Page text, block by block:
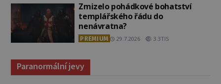
Zmizelo pohádkové bohatství
templářského řádu do
nenávratna?
PREMIUM 29.7.2026 3.3TIS
Paranormální jevy